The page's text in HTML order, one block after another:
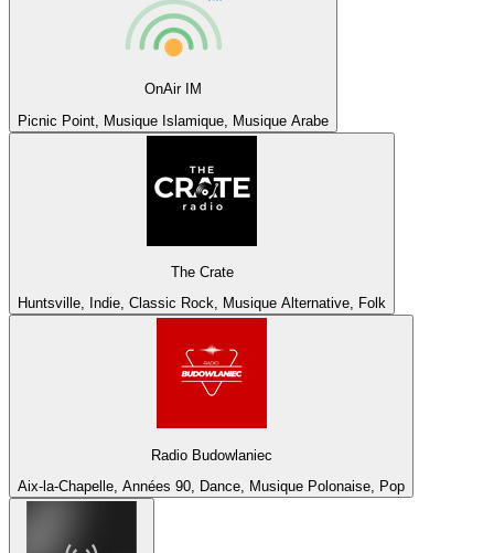
OnAir IM
Picnic Point, Musique Islamique, Musique Arabe
The Crate
Huntsville, Indie, Classic Rock, Musique Alternative, Folk
Radio Budowlaniec
Aix-la-Chapelle, Années 90, Dance, Musique Polonaise, Pop